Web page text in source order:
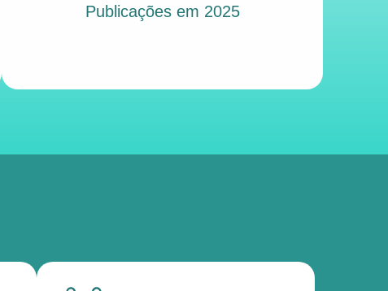
Publicações em 2025